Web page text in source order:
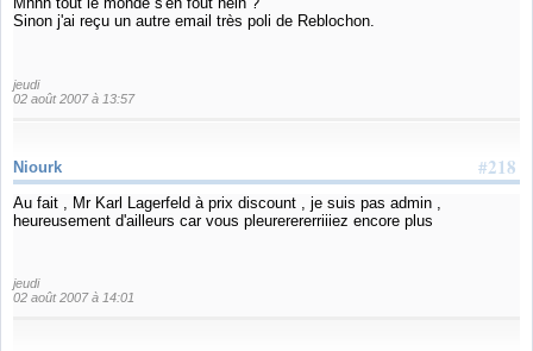
Sinon j'ai reçu un autre email très poli de Reblochon.
jeudi
02 août 2007 à 13:57
#218
Niourk
Au fait , Mr Karl Lagerfeld à prix discount , je suis pas admin ,
heureusement d'ailleurs car vous pleurerererriiiez encore plus
jeudi
02 août 2007 à 14:01